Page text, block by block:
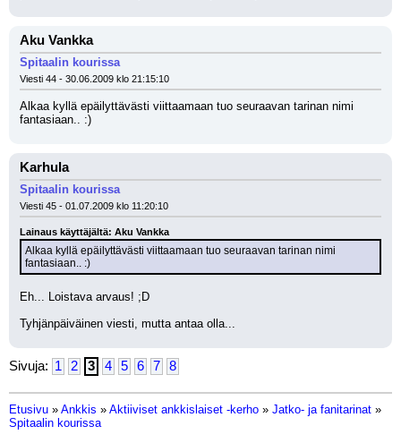
Aku Vankka
Spitaalin kourissa
Viesti 44 - 30.06.2009 klo 21:15:10
Alkaa kyllä epäilyttävästi viittaamaan tuo seuraavan tarinan nimi
fantasiaan.. :)
Karhula
Spitaalin kourissa
Viesti 45 - 01.07.2009 klo 11:20:10
Lainaus käyttäjältä: Aku Vankka
Alkaa kyllä epäilyttävästi viittaamaan tuo seuraavan tarinan nimi
fantasiaan.. :)
Eh... Loistava arvaus! ;D
Tyhjänpäiväinen viesti, mutta antaa olla...
Sivuja: 1 2 3 4 5 6 7 8
Etusivu » Ankkis » Aktiiviset ankkislaiset -kerho » Jatko- ja fanitarinat »
Spitaalin kourissa